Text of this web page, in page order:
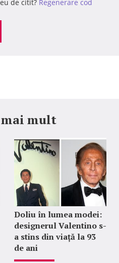
de citit? Regenerare cod
mult
Doliu în lumea modei:
designerul Valentino s-
a stins din viață la 93
de ani